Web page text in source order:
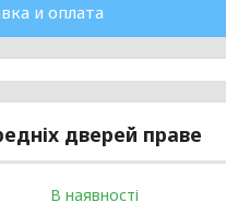
и оплата
дверей праве
В наявності